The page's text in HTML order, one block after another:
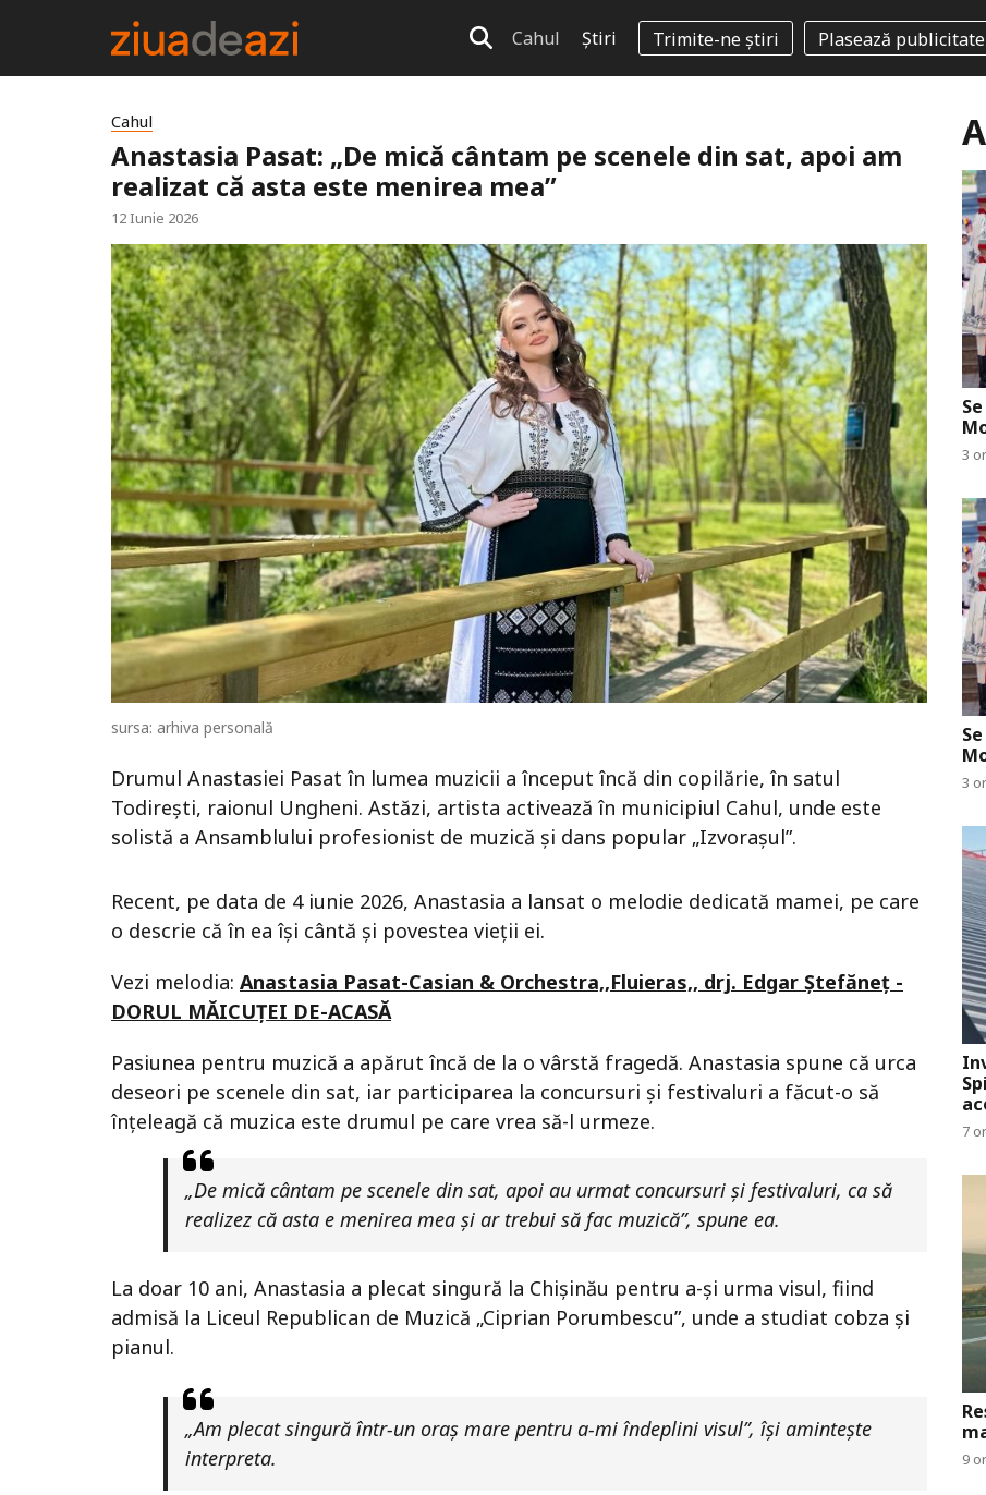
Cahul Știri Trimite-ne știri Plasează publicitate
Cahul
Anastasia Pasat: „De mică cântam pe scenele din sat, apoi am
realizat că asta este menirea mea”
12 Iunie 2026
sursa: arhiva personală
Drumul Anastasiei Pasat în lumea muzicii a început încă din copilărie, în satul
Todirești, raionul Ungheni. Astăzi, artista activează în municipiul Cahul, unde este
solistă a Ansamblului profesionist de muzică și dans popular „Izvorașul”.
Recent, pe data de 4 iunie 2026, Anastasia a lansat o melodie dedicată mamei, pe care
o descrie că în ea își cântă și povestea vieții ei.
Vezi melodia: Anastasia Pasat-Casian & Orchestra,,Fluieras,, drj. Edgar Ștefăneț -
DORUL MĂICUȚEI DE-ACASĂ
Pasiunea pentru muzică a apărut încă de la o vârstă fragedă. Anastasia spune că urca
deseori pe scenele din sat, iar participarea la concursuri și festivaluri a făcut-o să
înțeleagă că muzica este drumul pe care vrea să-l urmeze.
„De mică cântam pe scenele din sat, apoi au urmat concursuri și festivaluri, ca să
realizez că asta e menirea mea și ar trebui să fac muzică”, spune ea.
La doar 10 ani, Anastasia a plecat singură la Chișinău pentru a-și urma visul, fiind
admisă la Liceul Republican de Muzică „Ciprian Porumbescu”, unde a studiat cobza și
pianul.
„Am plecat singură într-un oraș mare pentru a-mi îndeplini visul”, își amintește
interpreta.
3
3
7
9